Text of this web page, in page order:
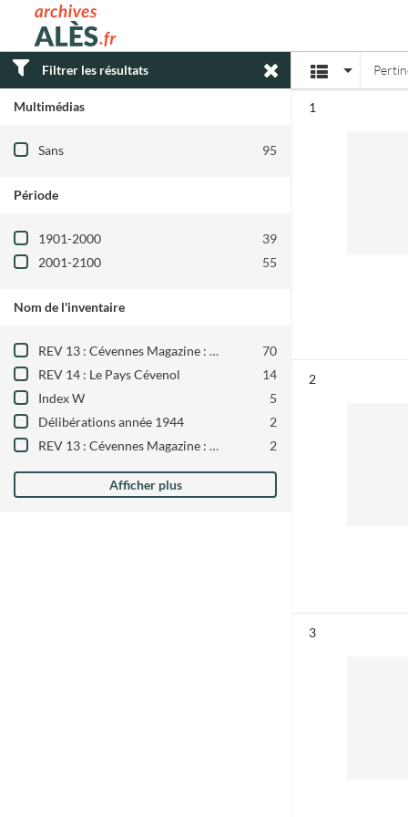
Archives municipales d'Alès
Filtrer les résultats
Multimédias
Filtre les résultats par : Multimédias
Sans 95
Période
Filtre les résultats par : Période
1901-2000
39
2001-2100
55
Nom de l'inventaire
Filtre les résultats par : Nom de l'inventaire
REV 13 : Cévennes Magazine : 1984-2010
70
REV 14 : Le Pays Cévenol
14
Index W
5
Délibérations année 1944
2
REV 13 : Cévennes Magazine : 2011
2
Afficher plus
Affichage
1
2
3